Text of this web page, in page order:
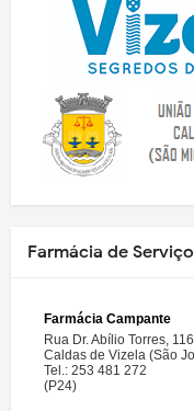
Farmácia de Serviço